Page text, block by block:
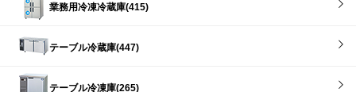
業務用冷凍冷蔵庫(415)
テーブル冷蔵庫(447)
テーブル冷凍庫(265)